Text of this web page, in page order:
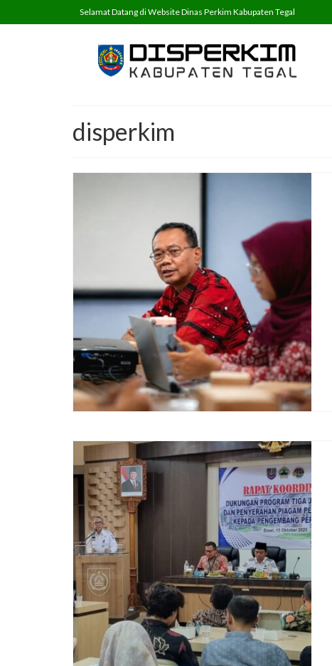
Selamat Datang di Website Dinas Perkim Kabupaten Tegal
disperkim